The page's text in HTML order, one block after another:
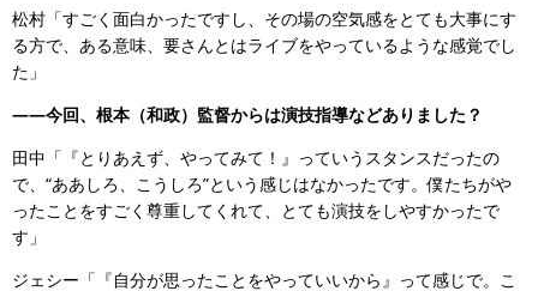
松村「すごく面白かったですし、その場の空気感をとても大事にす
る方で、ある意味、要さんとはライブをやっているような感覚でし
た」
――今回、根本（和政）監督からは演技指導などありました？
田中「『とりあえず、やってみて！』っていうスタンスだったの
で、“ああしろ、こうしろ”という感じはなかったです。僕たちがや
ったことをすごく尊重してくれて、とても演技をしやすかったで
す」
ジェシー「『自分が思ったことをやっていいから』って感じで。こ